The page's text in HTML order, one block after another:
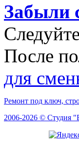
Забыли
Следуйте
После
для
Ремонт под ключ,
2006-2026 © Студия